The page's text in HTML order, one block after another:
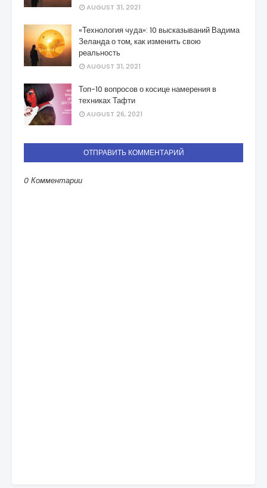
AUGUST 31, 2021
«Технология чуда»: 10 высказываний Вадима
Зеланда о том, как изменить свою
реальность
AUGUST 31, 2021
Топ-10 вопросов о косице намерения в
техниках Тафти
AUGUST 26, 2021
ОТПРАВИТЬ КОММЕНТАРИЙ
0 Комментарии